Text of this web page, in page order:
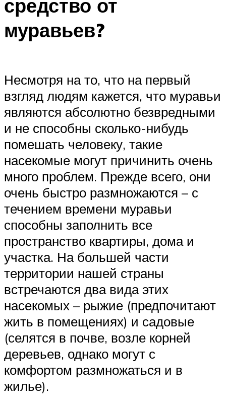
средство от
муравьев?
Несмотря на то, что на первый
взгляд людям кажется, что муравьи
являются абсолютно безвредными
и не способны сколько-нибудь
помешать человеку, такие
насекомые могут причинить очень
много проблем. Прежде всего, они
очень быстро размножаются – с
течением времени муравьи
способны заполнить все
пространство квартиры, дома и
участка. На большей части
территории нашей страны
встречаются два вида этих
насекомых – рыжие (предпочитают
жить в помещениях) и садовые
(селятся в почве, возле корней
деревьев, однако могут с
комфортом размножаться и в
жилье).